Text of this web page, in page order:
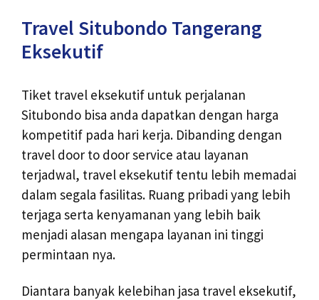
Travel Situbondo Tangerang
Eksekutif
Tiket travel eksekutif untuk perjalanan
Situbondo bisa anda dapatkan dengan harga
kompetitif pada hari kerja. Dibanding dengan
travel door to door service atau layanan
terjadwal, travel eksekutif tentu lebih memadai
dalam segala fasilitas. Ruang pribadi yang lebih
terjaga serta kenyamanan yang lebih baik
menjadi alasan mengapa layanan ini tinggi
permintaan nya.
Diantara banyak kelebihan jasa travel eksekutif,